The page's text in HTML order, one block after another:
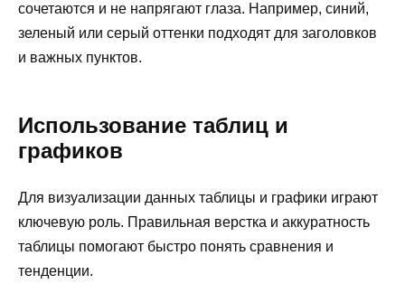
сочетаются и не напрягают глаза. Например, синий,
зеленый или серый оттенки подходят для заголовков
и важных пунктов.
Использование таблиц и
графиков
Для визуализации данных таблицы и графики играют
ключевую роль. Правильная верстка и аккуратность
таблицы помогают быстро понять сравнения и
тенденции.